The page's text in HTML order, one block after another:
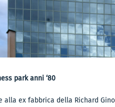
park anni ‘80
alla ex fabbrica della Richard